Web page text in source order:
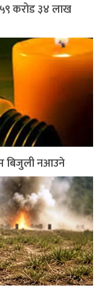
करोड ३४ लाख
बिजुली नआउने